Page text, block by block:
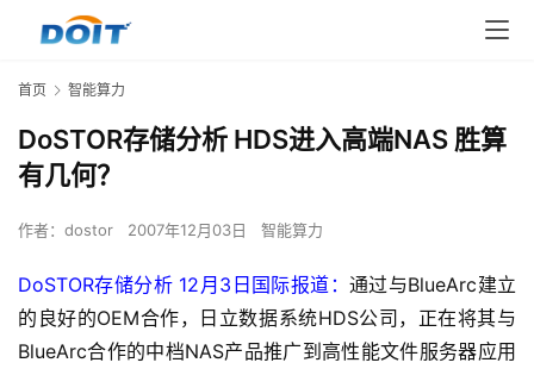
首页 智能算力
DoSTOR存储分析 HDS进入高端NAS 胜算
有几何？
作者： dostor 2007年12月03日 智能算力
DoSTOR存储分析 12月3日国际报道： 通过与BlueArc建立
的良好的OEM合作，日立数据系统HDS公司，正在将其与
BlueArc合作的中档NAS产品推广到高性能文件服务器应用